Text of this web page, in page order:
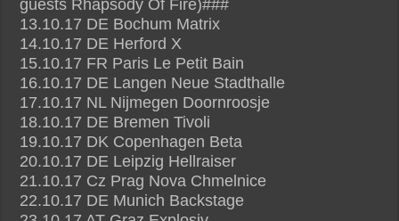
guests Rhapsody Of Fire)###
13.10.17 DE Bochum Matrix
14.10.17 DE Herford X
15.10.17 FR Paris Le Petit Bain
16.10.17 DE Langen Neue Stadthalle
17.10.17 NL Nijmegen Doornroosje
18.10.17 DE Bremen Tivoli
19.10.17 DK Copenhagen Beta
20.10.17 DE Leipzig Hellraiser
21.10.17 Cz Prag Nova Chmelnice
22.10.17 DE Munich Backstage